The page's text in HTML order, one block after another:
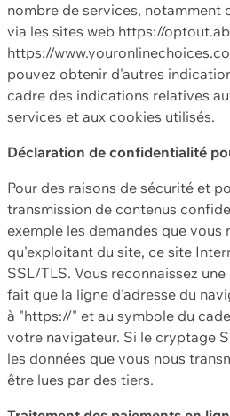
nombre de services, notamment
via les sites web https://
https://
pouvez obtenir d'autres
cadre des indications relatives
services et aux cookies utilisés.
Déclaration de confidentialité
Pour des raisons de sécurité et
transmission de contenus
exemple les demandes que vous
qu'exploitant du site, ce site
SSL/TLS. Vous reconnaissez
fait que la ligne d'adresse du
à "https://" et au symbole du
votre navigateur. Si le cryptage
les données que vous nous
être lues par des tiers.